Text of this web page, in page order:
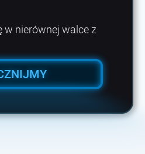
w nierównej walce z